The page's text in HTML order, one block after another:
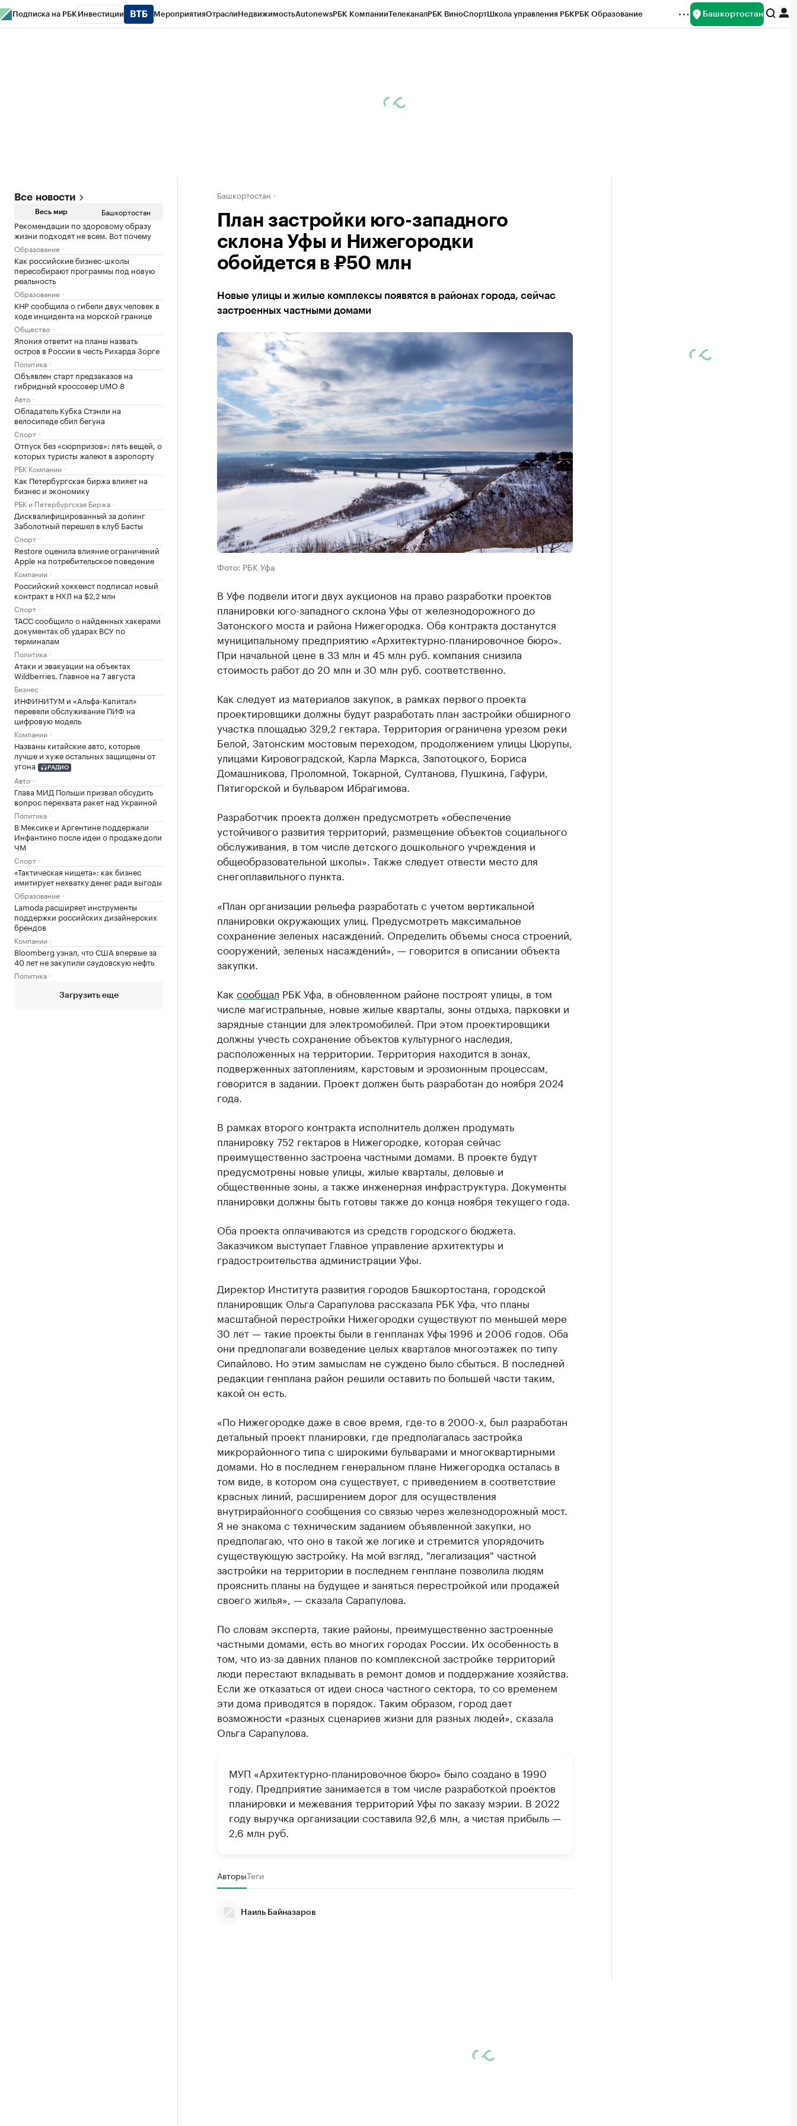
Подписка на РБК Инвестиции МероприятияОтраслиНедвижимостьAutonewsРБК КомпанииТелеканалРБК ВиноСпортШкола управления РБКРБК Образование Башкортостан
Все новости
Весь мир Башкортостан
Рекомендации по здоровому образу
жизни подходят не всем. Вот почему
Образование
Как российские бизнес-школы
пересобирают программы под новую
реальность
Образование
КНР сообщила о гибели двух человек в
ходе инцидента на морской границе
Общество
Япония ответит на планы назвать
остров в России в честь Рихарда Зорге
Политика
Объявлен старт предзаказов на
гибридный кроссовер UMO 8
Авто
Обладатель Кубка Стэнли на
велосипеде сбил бегуна
Спорт
Отпуск без «сюрпризов»: пять вещей, о
которых туристы жалеют в аэропорту
РБК Компании
Как Петербургская биржа влияет на
бизнес и экономику
РБК и Петербургская Биржа
Дисквалифицированный за допинг
Заболотный перешел в клуб Басты
Спорт
Restore оценила влияние ограничений
Apple на потребительское поведение
Компании
Российский хоккеист подписал новый
контракт в НХЛ на $2,2 млн
Спорт
ТАСС сообщило о найденных хакерами
документах об ударах ВСУ по
терминалам
Политика
Атаки и эвакуации на объектах
Wildberries. Главное на 7 августа
Бизнес
ИНФИНИТУМ и «Альфа-Капитал»
перевели обслуживание ПИФ на
цифровую модель
Компании
Названы китайские авто, которые
лучше и хуже остальных защищены от
угона
РАДИО
Авто
Глава МИД Польши призвал обсудить
вопрос перехвата ракет над Украиной
Политика
В Мексике и Аргентине поддержали
Инфантино после идеи о продаже доли
ЧМ
Спорт
«Тактическая нищета»: как бизнес
имитирует нехватку денег ради выгоды
Образование
Lamoda расширяет инструменты
поддержки российских дизайнерских
брендов
Компании
Bloomberg узнал, что США впервые за
40 лет не закупили саудовскую нефть
Политика
Загрузить еще
Башкортостан
План застройки юго-западного
склона Уфы и Нижегородки
обойдется в ₽50 млн
Новые улицы и жилые комплексы появятся в районах города, сейчас
застроенных частными домами
Фото: РБК Уфа
В Уфе подвели итоги двух аукционов на право разработки проектов
планировки юго-западного склона Уфы от железнодорожного до
Затонского моста и района Нижегородка. Оба контракта достанутся
муниципальному предприятию «Архитектурно-планировочное бюро».
При начальной цене в 33 млн и 45 млн руб. компания снизила
стоимость работ до 20 млн и 30 млн руб. соответственно.
Как следует из материалов закупок, в рамках первого проекта
проектировщики должны будут разработать план застройки обширного
участка площадью 329,2 гектара. Территория ограничена урезом реки
Белой, Затонским мостовым переходом, продолжением улицы Цюрупы,
улицами Кировоградской, Карла Маркса, Запотоцкого, Бориса
Домашникова, Проломной, Токарной, Султанова, Пушкина, Гафури,
Пятигорской и бульваром Ибрагимова.
Разработчик проекта должен предусмотреть «обеспечение
устойчивого развития территорий, размещение объектов социального
обслуживания, в том числе детского дошкольного учреждения и
общеобразовательной школы». Также следует отвести место для
снегоплавильного пункта.
«План организации рельефа разработать с учетом вертикальной
планировки окружающих улиц. Предусмотреть максимальное
сохранение зеленых насаждений. Определить объемы сноса строений,
сооружений, зеленых насаждений», — говорится в описании объекта
закупки.
Как сообщал РБК Уфа, в обновленном районе построят улицы, в том
числе магистральные, новые жилые кварталы, зоны отдыха, парковки и
зарядные станции для электромобилей. При этом проектировщики
должны учесть сохранение объектов культурного наследия,
расположенных на территории. Территория находится в зонах,
подверженных затоплениям, карстовым и эрозионным процессам,
говорится в задании. Проект должен быть разработан до ноября 2024
года.
В рамках второго контракта исполнитель должен продумать
планировку 752 гектаров в Нижегородке, которая сейчас
преимущественно застроена частными домами. В проекте будут
предусмотрены новые улицы, жилые кварталы, деловые и
общественные зоны, а также инженерная инфраструктура. Документы
планировки должны быть готовы также до конца ноября текущего года.
Оба проекта оплачиваются из средств городского бюджета.
Заказчиком выступает Главное управление архитектуры и
градостроительства администрации Уфы.
Директор Института развития городов Башкортостана, городской
планировщик Ольга Сарапулова рассказала РБК Уфа, что планы
масштабной перестройки Нижегородки существуют по меньшей мере
30 лет — такие проекты были в генпланах Уфы 1996 и 2006 годов. Оба
они предполагали возведение целых кварталов многоэтажек по типу
Сипайлово. Но этим замыслам не суждено было сбыться. В последней
редакции генплана район решили оставить по большей части таким,
какой он есть.
«По Нижегородке даже в свое время, где-то в 2000-х, был разработан
детальный проект планировки, где предполагалась застройка
микрорайонного типа с широкими бульварами и многоквартирными
домами. Но в последнем генеральном плане Нижегородка осталась в
том виде, в котором она существует, с приведением в соответствие
красных линий, расширением дорог для осуществления
внутрирайонного сообщения со связью через железнодорожный мост.
Я не знакома с техническим заданием объявленной закупки, но
предполагаю, что оно в такой же логике и стремится упорядочить
существующую застройку. На мой взгляд, "легализация" частной
застройки на территории в последнем генплане позволила людям
прояснить планы на будущее и заняться перестройкой или продажей
своего жилья», — сказала Сарапулова.
По словам эксперта, такие районы, преимущественно застроенные
частными домами, есть во многих городах России. Их особенность в
том, что из-за давних планов по комплексной застройке территорий
люди перестают вкладывать в ремонт домов и поддержание хозяйства.
Если же отказаться от идеи сноса частного сектора, то со временем
эти дома приводятся в порядок. Таким образом, город дает
возможности «разных сценариев жизни для разных людей», сказала
Ольга Сарапулова.
МУП «Архитектурно-планировочное бюро» было создано в 1990
году. Предприятие занимается в том числе разработкой проектов
планировки и межевания территорий Уфы по заказу мэрии. В 2022
году выручка организации составила 92,6 млн, а чистая прибыль —
2,6 млн руб.
АвторыТеги
Наиль Байназаров